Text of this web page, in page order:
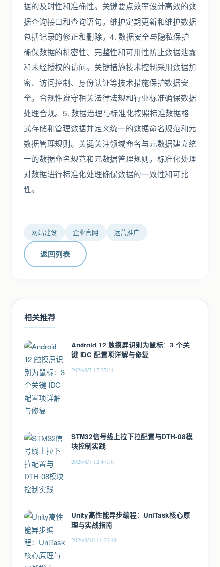
据的及时性和准确性。关键要点效率设计高效的数
据查询接口和查询语句。维护定期更新和维护数据
包括记录的修正和删除。4. 数据安全与隐私保护
确保数据的机密性、完整性和可用性防止数据泄露
和未经授权的访问。关键措施技术控制采用数据加
密、访问控制、身份认证等技术措施保护数据安
全。合规性遵守相关法律法规和行业标准确保数据
处理合规。5. 数据治理与标准化按照标准数据格
式存储和管理数据并定义统一的数据命名规范和元
数据管理规则。关键关注领域命名与元数据建立统
一的数据命名规范和元数据管理规则。标准化处理
对数据进行标准化处理确保数据的一致性和可比
性。
网站建设 企业官网 运营推广
返回列表
相关推荐
Android 12 触摸屏识别为鼠标：3 个关
键 IDC 配置项详解与修复
2026/8/7 17:27:34
STM32信号线上拉下拉配置与DTH-08模
块控制实践
2026/8/7 12:47:36
Unity高性能异步编程：UniTask核心原
理与实战指南
2026/8/10 11:22:49